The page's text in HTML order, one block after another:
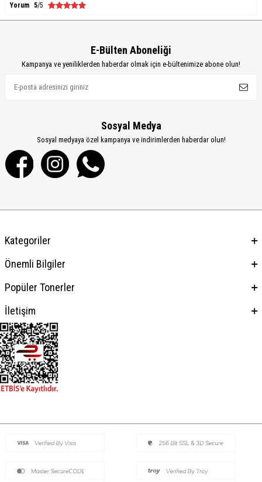
Yorum 5/5
E-Bülten Aboneliği
Kampanya ve yeniliklerden haberdar olmak için e-bültenimize abone olun!
Sosyal Medya
Sosyal medyaya özel kampanya ve indirimlerden haberdar olun!
Kategoriler
Önemli Bilgiler
Popüler Tonerler
İletişim